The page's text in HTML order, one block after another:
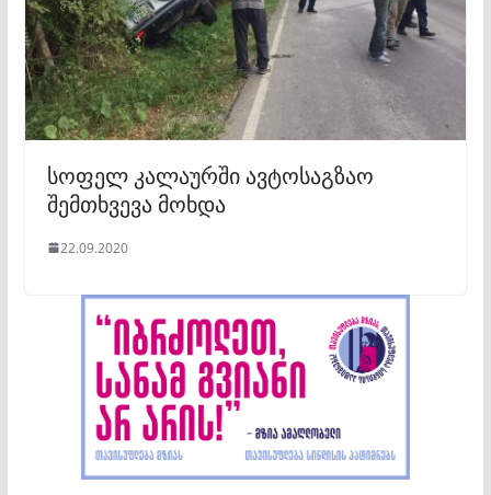
სოფელ კალაურში ავტოსაგზაო
შემთხვევა მოხდა
22.09.2020